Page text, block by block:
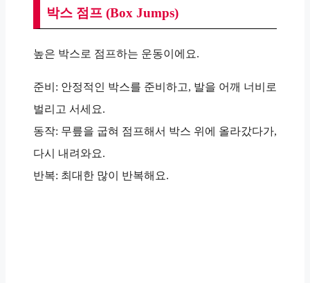
박스 점프 (Box Jumps)
높은 박스로 점프하는 운동이에요.
준비: 안정적인 박스를 준비하고, 발을 어깨 너비로
벌리고 서세요.
동작: 무릎을 굽혀 점프해서 박스 위에 올라갔다가,
다시 내려와요.
반복: 최대한 많이 반복해요.